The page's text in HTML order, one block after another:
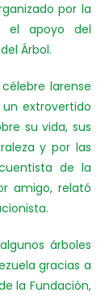
por la
el apoyo del
Árbol.
larense
extrovertido
su vida, sus
y por las
de la
amigo, relató
árboles
gracias a
la Fundación,